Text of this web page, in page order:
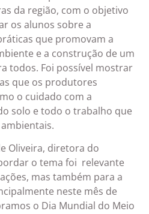
da região, com o objetivo
os alunos sobre a
que promovam a
e a construção de um
todos. Foi possível mostrar
que os produtores
o cuidado com a
solo e todo o trabalho que
Oliveira, diretora do
o tema foi relevante
mas também para a
neste mês de
o Dia Mundial do Meio